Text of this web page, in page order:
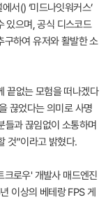
서() ‘미드나잇워커스’
있으며, 공식 디스코드
하여 유저와 활발한 소
끝없는 모험을 떠나겠다
끊었다는 의미로 사명
들과 끊임없이 소통하며
것”이라고 밝혔다.
로우' 개발사 매드엔진
이상의 베테랑 FPS 게